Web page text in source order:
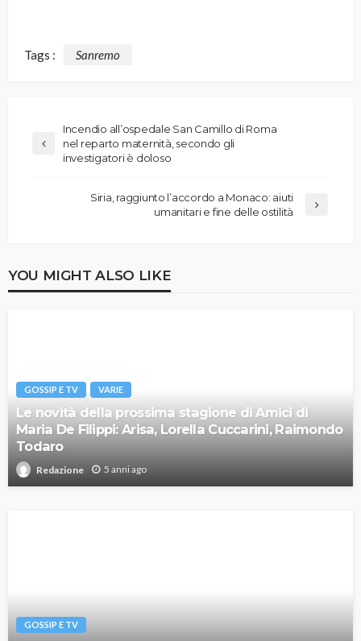
Tags : Sanremo
Incendio all’ospedale San Camillo di Roma
nel reparto maternità, secondo gli
investigatori è doloso
Siria, raggiunto l’accordo a Monaco: aiuti
umanitari e fine delle ostilità
YOU MIGHT ALSO LIKE
GOSSIP E TV VARIE
Le novità della prossima stagione di Amici di
Maria De Filippi: Arisa, Lorella Cuccarini, Raimondo
Todaro
Redazione 5 anni ago
GOSSIP E TV